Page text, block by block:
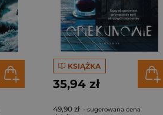
KSIĄŻKA
35,94 zł
49,90 zł - sugerowana cena